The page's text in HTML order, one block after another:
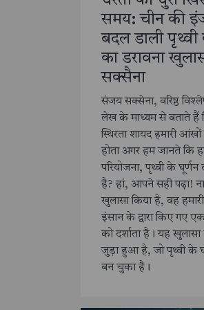
समय: चीन की
बदल डाली पृथ्वी
का डरावना
सक्सैना
संजय सक्सेना, वरिष्ठ
लेख के माध्यम से बताते हैं
स्थिरता शायद हमारी
होता अगर हम जानते कि
परियोजना, पृथ्वी के
है? हां, आपने सही पढ़ा!
खुलासा किया है, वह
इंसान के द्वारा किए गए
को दर्शाता है। यह
जुड़ा हुआ है, जो पृथ्वी के
बन चुका है।